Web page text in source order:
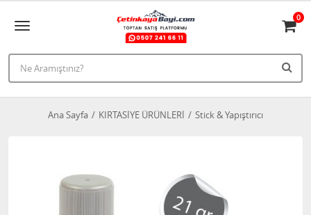
0
Ana Sayfa KIRTASİYE ÜRÜNLERİ Stick & Yapıştırıcı